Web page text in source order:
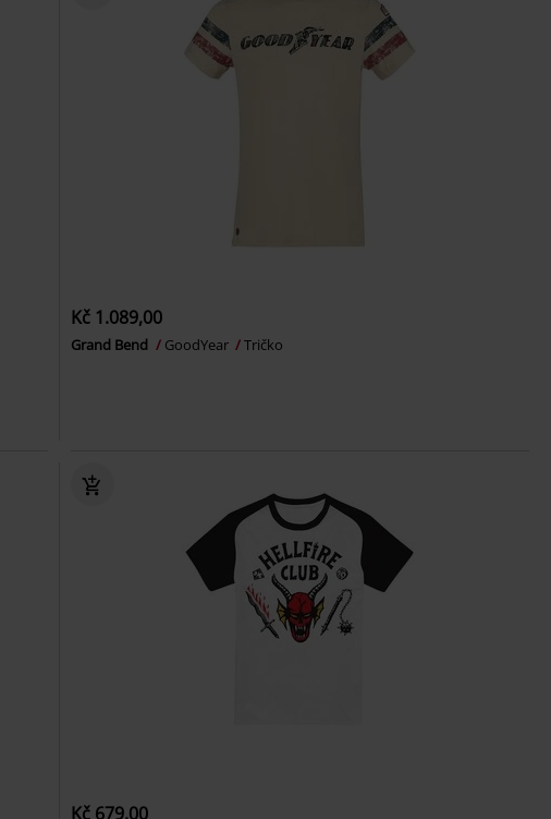
Kč 1.089,00
Grand Bend GoodYear Tričko
Kč 679,00